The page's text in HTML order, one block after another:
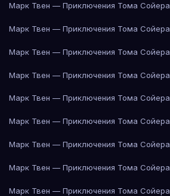
Марк Твен — Приключения Тома Сойера
Марк Твен — Приключения Тома Сойера
Марк Твен — Приключения Тома Сойера
Марк Твен — Приключения Тома Сойера
Марк Твен — Приключения Тома Сойера
Марк Твен — Приключения Тома Сойера
Марк Твен — Приключения Тома Сойера
Марк Твен — Приключения Тома Сойера
Марк Твен — Приключения Тома Сойера